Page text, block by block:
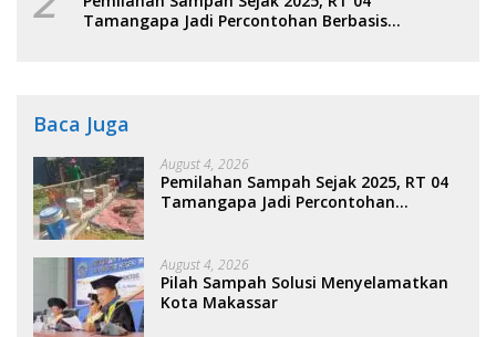
Tamangapa Jadi Percontohan Berbasis
Baca Juga
August 4, 2026
Pemilahan Sampah Sejak 2025, RT 04
Tamangapa Jadi Percontohan
August 4, 2026
Pilah Sampah Solusi Menyelamatkan
Kota Makassar